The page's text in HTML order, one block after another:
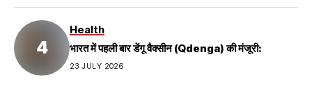
Health
भारत में पहली बार डेंगू वैक्सीन (Qdenga) की मंजूरी:
23 JULY 2026